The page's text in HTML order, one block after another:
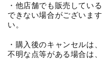
・他店舗でも販売してい
できない場合がございま
い。
・購入後のキャンセルは
不明な点等がある場合は